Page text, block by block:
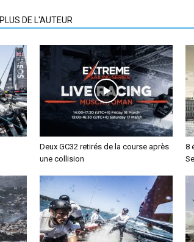
PLUS DE L'AUTEUR
Deux GC32 retirés de la course après
une collision
8